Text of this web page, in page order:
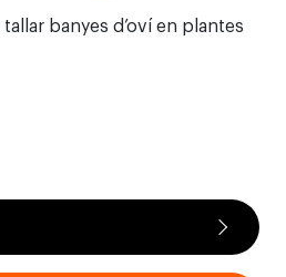
banyes d’oví en plantes